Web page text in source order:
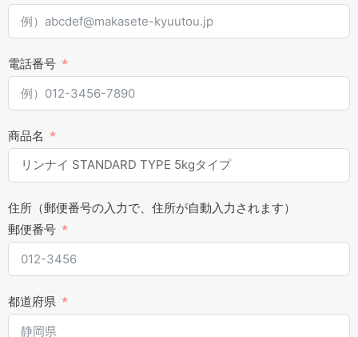
電話番号
商品名
住所（郵便番号の入力で、住所が自動入力されます）
郵便番号
都道府県